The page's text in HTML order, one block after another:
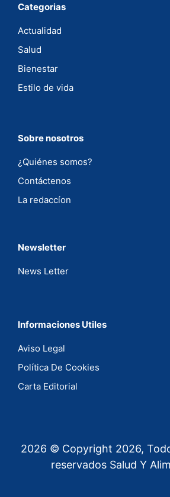
Categorias
Actualidad
Salud
Bienestar
Estilo de vida
Sobre nosotros
¿Quiénes somos?
Contáctenos
La redaccíon
Newsletter
News Letter
Informaciones Utiles
Aviso Legal
Política De Cookies
Carta Editorial
2026 © Copyright 2026,
reservados Salud Y